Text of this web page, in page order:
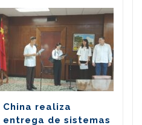
China realiza
entrega de sistemas